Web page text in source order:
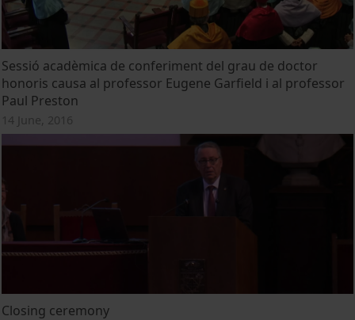
Sessió acadèmica de conferiment del grau de doctor
honoris causa al professor Eugene Garfield i al professor
Paul Preston
14 June, 2016
Closing ceremony